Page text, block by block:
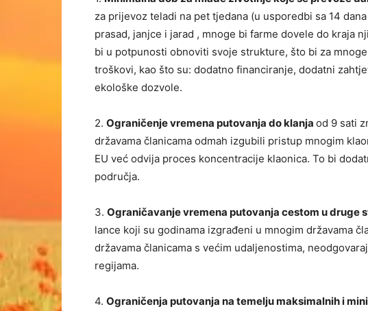
za prijevoz teladi na pet tjedana (u usporedbi sa 14
prasad, janjce i jarad , mnoge bi farme dovele do kraja
bi u potpunosti obnoviti svoje strukture, što bi za
troškovi, kao što su: dodatno financiranje, dodatni
ekološke dozvole.
2. Ograničenje vremena putovanja do klanja od 9 sati
državama članicama odmah izgubili pristup mnogim
EU već odvija proces koncentracije klaonica. To bi
područja.
3. Ograničavanje vremena putovanja cestom u druge
lance koji su godinama izgrađeni u mnogim državama
državama članicama s većim udaljenostima,
regijama.
4. Ograničenja putovanja na temelju maksimalnih i